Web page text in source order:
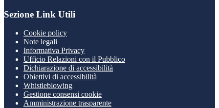
Sezione Link Utili
Cookie policy
Note legali
Informativa Privacy
Ufficio Relazioni con il Pubblico
Dichiarazione di accessibilità
Obiettivi di accessibilità
Whistleblowing
Gestione consensi cookie
Amministrazione trasparente